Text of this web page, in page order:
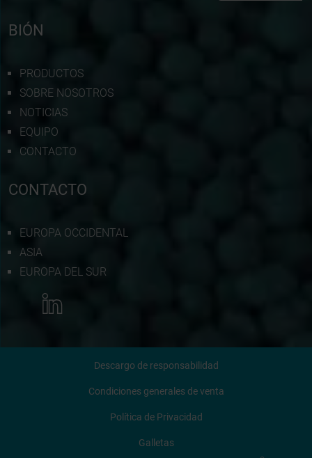
BIÓN
PRODUCTOS
SOBRE NOSOTROS
NOTICIAS
EQUIPO
CONTACTO
CONTACTO
EUROPA OCCIDENTAL
ASIA
EUROPA DEL SUR
CONTÁCTANOS
SOLICITAR COTIZACIÓN
Descargo de responsabilidad
Condiciones generales de venta
Política de Privacidad
Galletas